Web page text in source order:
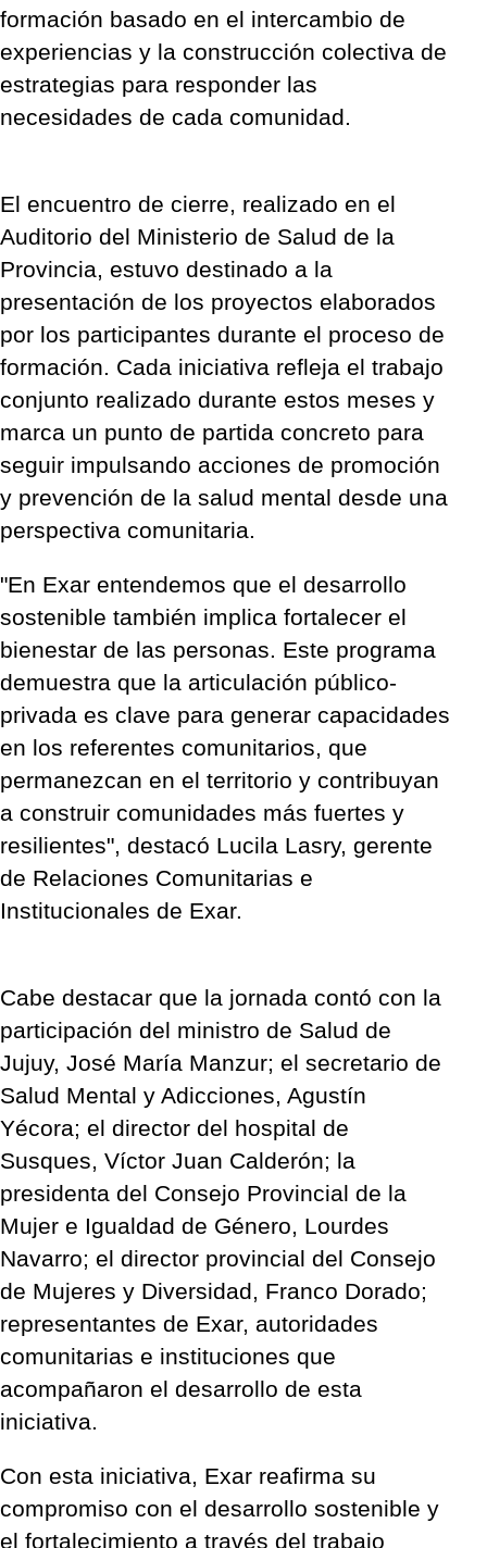
formación basado en el intercambio de
experiencias y la construcción colectiva de
estrategias para responder las
necesidades de cada comunidad.
El encuentro de cierre, realizado en el
Auditorio del Ministerio de Salud de la
Provincia, estuvo destinado a la
presentación de los proyectos elaborados
por los participantes durante el proceso de
formación. Cada iniciativa refleja el trabajo
conjunto realizado durante estos meses y
marca un punto de partida concreto para
seguir impulsando acciones de promoción
y prevención de la salud mental desde una
perspectiva comunitaria.
"En Exar entendemos que el desarrollo
sostenible también implica fortalecer el
bienestar de las personas. Este programa
demuestra que la articulación público-
privada es clave para generar capacidades
en los referentes comunitarios, que
permanezcan en el territorio y contribuyan
a construir comunidades más fuertes y
resilientes", destacó Lucila Lasry, gerente
de Relaciones Comunitarias e
Institucionales de Exar.
Cabe destacar que la jornada contó con la
participación del ministro de Salud de
Jujuy, José María Manzur; el secretario de
Salud Mental y Adicciones, Agustín
Yécora; el director del hospital de
Susques, Víctor Juan Calderón; la
presidenta del Consejo Provincial de la
Mujer e Igualdad de Género, Lourdes
Navarro; el director provincial del Consejo
de Mujeres y Diversidad, Franco Dorado;
representantes de Exar, autoridades
comunitarias e instituciones que
acompañaron el desarrollo de esta
iniciativa.
Con esta iniciativa, Exar reafirma su
compromiso con el desarrollo sostenible y
el fortalecimiento a través del trabajo